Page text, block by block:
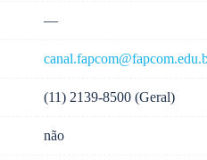
—
(11) 2139-8500 (Geral)
não